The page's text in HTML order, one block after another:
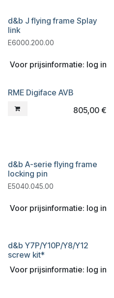
d&b J flying frame Splay
link
E6000.200.00
Voor prijsinformatie: log in
Liquidatie
RME Digiface AVB
805,00€
d&b A-serie flying frame
locking pin
E5040.045.00
Voor prijsinformatie: log in
d&b Y7P/Y10P/Y8/Y12
screw kit*
Voor prijsinformatie: log in